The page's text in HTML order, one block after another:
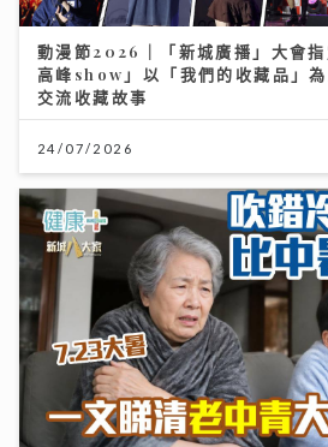
動漫節2026｜「新城廣播」大會
高峰show」以「我們的收藏品」
交流收藏故事
24/07/2026